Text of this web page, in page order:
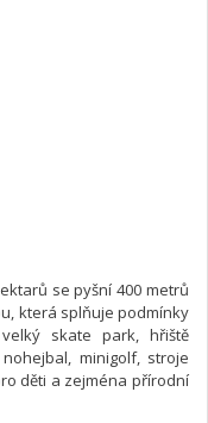
se pyšní 400 metrů
která splňuje podmínky
skate park, hřiště
minigolf, stroje
děti a zejména přírodní